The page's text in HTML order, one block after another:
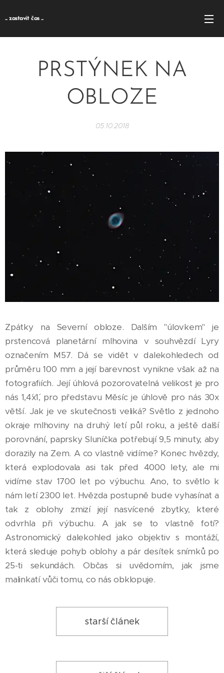
... zastavit čas ...
PRSTÝNEK NA
OBLOZE
05.10.2018
Zpátky na Severní obloze. Dalším "úlovkem" je
prstencová planetární mlhovina v souhvězdí Lyry
označením M57. Dá se vidět v dalekohledech od
průměru 100 mm a její barevnost vynikne však až na
fotografiích. Její úhlová pozorovatelná velikost je pro
nás 1,4´x1´, pro představu Měsíc je úhlově pro nás 30x
větší. Jak je ve skutečnosti veliká? Světlo z jednoho
okraje mlhoviny na druhý letí půl roku, a ještě další
porovnání, paprsky Sluníčka potřebují 9,5 minuty, aby
dorazily na Zem. A co vlastně vidíme? Konec hvězdy,
která explodovala asi tak před 4000 lety, ale mi
vidíme stav 1700 let po výbuchu. Ano, to světlo k
nám letí 2300 let. Hvězda postupně bude vyhasínat a
tak z oblohy zmizí její nasvícené zbytky, které
odvrhla při výbuchu. A jak se to vlastně fotí?
Astronomický dalekohled jako objektiv s montáží,
která sleduje pohyb oblohy a pár desítek snímků po
25-ti sekundách. Občas si uvědomím, jak jsme
malinkatí vůči tomu, co nás obklopuje.
starší článek